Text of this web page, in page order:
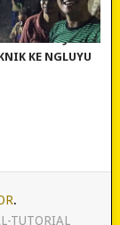
NGANJUK:
KE NGLUYU
.
TUTORIAL